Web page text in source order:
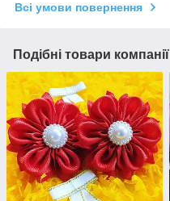
Всі умови повернення
Подібні товари компанії